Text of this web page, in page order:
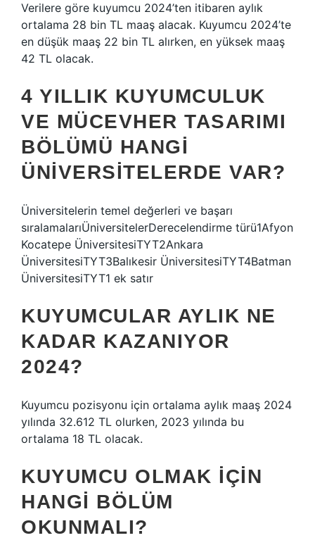
Verilere göre kuyumcu 2024’ten itibaren aylık
ortalama 28 bin TL maaş alacak. Kuyumcu 2024’te
en düşük maaş 22 bin TL alırken, en yüksek maaş
42 TL olacak.
4 YILLIK KUYUMCULUK
VE MÜCEVHER TASARIMI
BÖLÜMÜ HANGI
ÜNIVERSITELERDE VAR?
Üniversitelerin temel değerleri ve başarı
sıralamalarıÜniversitelerDerecelendirme türü1Afyon
Kocatepe ÜniversitesiTYT2Ankara
ÜniversitesiTYT3Balıkesir ÜniversitesiTYT4Batman
ÜniversitesiTYT1 ek satır
KUYUMCULAR AYLIK NE
KADAR KAZANIYOR
2024?
Kuyumcu pozisyonu için ortalama aylık maaş 2024
yılında 32.612 TL olurken, 2023 yılında bu
ortalama 18 TL olacak.
KUYUMCU OLMAK IÇIN
HANGI BÖLÜM
OKUNMALI?